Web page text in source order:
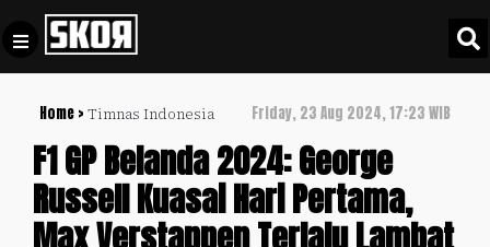
Home > Timnas Indonesia Friday, 23 Aug 2024, 17:23 WIB
F1 GP Belanda 2024: George
Russell Kuasai Hari Pertama,
Football +
Culture +
Policy
Pedoman
Pemberitaan